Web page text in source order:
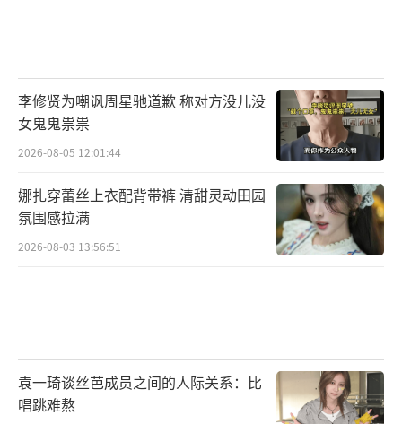
李修贤为嘲讽周星驰道歉 称对方没儿没
女鬼鬼祟祟
2026-08-05 12:01:44
娜扎穿蕾丝上衣配背带裤 清甜灵动田园
氛围感拉满
2026-08-03 13:56:51
袁一琦谈丝芭成员之间的人际关系：比
唱跳难熬